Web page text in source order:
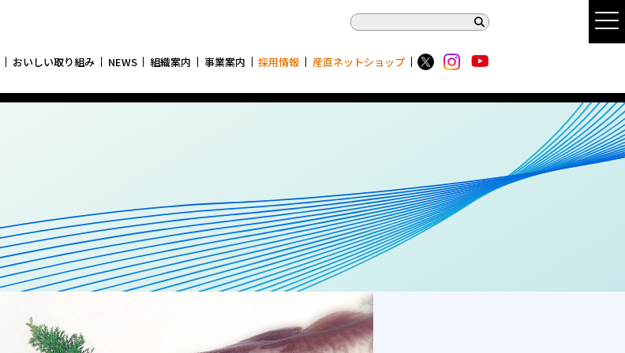
おいしい取り組み NEWS 組織案内 事業案内 採用情報 産直ネットショップ